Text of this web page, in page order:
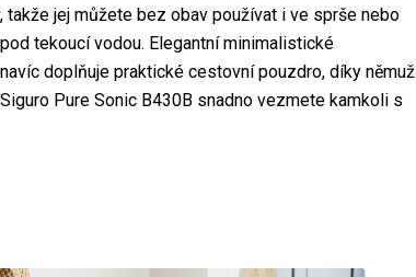
takže jej můžete bez obav používat i ve sprše nebo
tekoucí vodou. Elegantní minimalistické
doplňuje praktické cestovní pouzdro, díky němuž
Pure Sonic B430B snadno vezmete kamkoli s